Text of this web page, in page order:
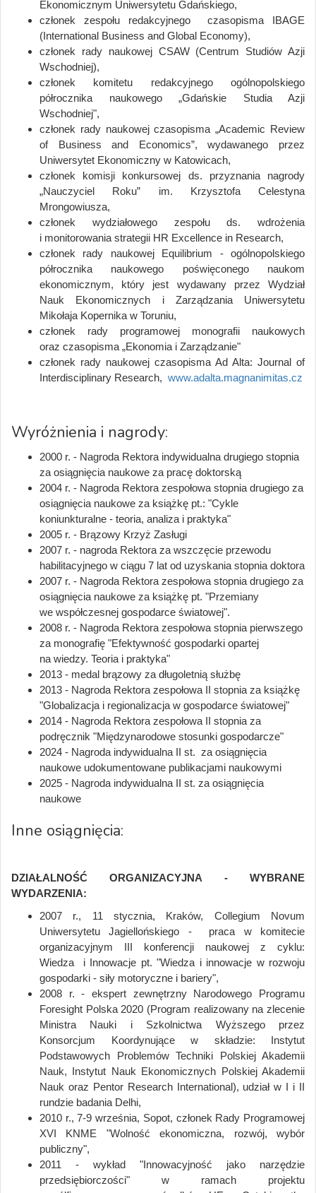
Ekonomicznym Uniwersytetu Gdańskiego,
członek zespołu redakcyjnego czasopisma IBAGE
(International Business and Global Economy),
członek rady naukowej CSAW (Centrum Studiów Azji
Wschodniej),
członek komitetu redakcyjnego ogólnopolskiego
półrocznika naukowego „Gdańskie Studia Azji
Wschodniej",
członek rady naukowej czasopisma „Academic Review
of Business and Economics”, wydawanego przez
Uniwersytet Ekonomiczny w Katowicach,
członek komisji konkursowej ds. przyznania nagrody
„Nauczyciel Roku” im. Krzysztofa Celestyna
Mrongowiusza,
członek wydziałowego zespołu ds. wdrożenia
i monitorowania strategii HR Excellence in Research,
członek rady naukowej Equilibrium - ogólnopolskiego
półrocznika naukowego poświęconego naukom
ekonomicznym, który jest wydawany przez Wydział
Nauk Ekonomicznych i Zarządzania Uniwersytetu
Mikołaja Kopernika w Toruniu,
członek rady programowej monografii naukowych
oraz czasopisma „Ekonomia i Zarządzanie"
członek rady naukowej czasopisma Ad Alta: Journal of
Interdisciplinary Research, www.adalta.magnanimitas.cz
Wyróżnienia i nagrody:
2000 r. - Nagroda Rektora indywidualna drugiego stopnia
za osiągnięcia naukowe za pracę doktorską
2004 r. - Nagroda Rektora zespołowa stopnia drugiego za
osiągnięcia naukowe za książkę pt.: "Cykle
koniunkturalne - teoria, analiza i praktyka"
2005 r. - Brązowy Krzyż Zasługi
2007 r. - nagroda Rektora za wszczęcie przewodu
habilitacyjnego w ciągu 7 lat od uzyskania stopnia doktora
2007 r. - Nagroda Rektora zespołowa stopnia drugiego za
osiągnięcia naukowe za książkę pt. "Przemiany
we współczesnej gospodarce światowej".
2008 r. - Nagroda Rektora zespołowa stopnia pierwszego
za monografię "Efektywność gospodarki opartej
na wiedzy. Teoria i praktyka"
2013 - medal brązowy za długoletnią służbę
2013 - Nagroda Rektora zespołowa II stopnia za książkę
"Globalizacja i regionalizacja w gospodarce światowej"
2014 - Nagroda Rektora zespołowa II stopnia za
podręcznik "Międzynarodowe stosunki gospodarcze"
2024 - Nagroda indywidualna II st. za osiągnięcia
naukowe udokumentowane publikacjami naukowymi
2025 - Nagroda indywidualna II st. za osiągnięcia
naukowe
Inne osiągnięcia:
DZIAŁALNOŚĆ ORGANIZACYJNA - WYBRANE
WYDARZENIA:
2007 r., 11 stycznia, Kraków, Collegium Novum
Uniwersytetu Jagiellońskiego - praca w komitecie
organizacyjnym III konferencji naukowej z cyklu:
Wiedza i Innowacje pt. "Wiedza i innowacje w rozwoju
gospodarki - siły motoryczne i bariery",
2008 r. - ekspert zewnętrzny Narodowego Programu
Foresight Polska 2020 (Program realizowany na zlecenie
Ministra Nauki i Szkolnictwa Wyższego przez
Konsorcjum Koordynujące w składzie: Instytut
Podstawowych Problemów Techniki Polskiej Akademii
Nauk, Instytut Nauk Ekonomicznych Polskiej Akademii
Nauk oraz Pentor Research International), udział w I i II
rundzie badania Delhi,
2010 r., 7-9 września, Sopot, członek Rady Programowej
XVI KNME "Wolność ekonomiczna, rozwój, wybór
publiczny",
2011 - wykład "Innowacyjność jako narzędzie
przedsiębiorczości" w ramach projektu